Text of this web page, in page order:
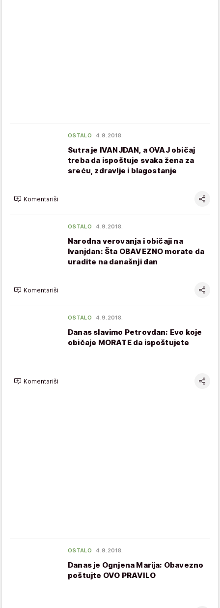
OSTALO 4.9.2018.
Sutra je IVANJDAN, a OVAJ običaj
treba da ispoštuje svaka žena za
sreću, zdravlje i blagostanje
Komentariši
OSTALO 4.9.2018.
Narodna verovanja i običaji na
Ivanjdan: Šta OBAVEZNO morate da
uradite na današnji dan
Komentariši
OSTALO 4.9.2018.
Danas slavimo Petrovdan: Evo koje
običaje MORATE da ispoštujete
Komentariši
OSTALO 4.9.2018.
Danas je Ognjena Marija: Obavezno
poštujte OVO PRAVILO